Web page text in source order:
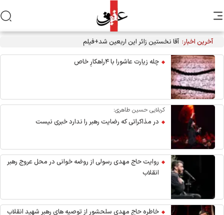
آخرین اخبار: آقا نخستین زائر این اربعین شد+فیلم
چله زیارت عاشورا با ۴راهکارِ خاص
کربلایی حسین طاهری:
در مذاکراتی که رضایت رهبر را ندارد خبری نیست
روایت حاج مهدی رسولی از روضه خوانی در محل عروج رهبر
انقلاب
خاطره حاج مهدی سلحشور از توصیه های رهبر شهید انقلاب